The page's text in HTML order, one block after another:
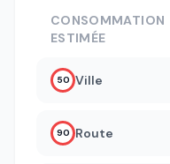
CONSOMMATION
ESTIMÉE
50 Ville
90 Route